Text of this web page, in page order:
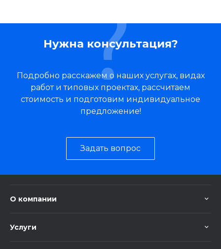
Нужна консультация?
Подробно расскажем о наших услугах, видах
работ и типовых проектах, рассчитаем
стоимость и подготовим индивидуальное
предложение!
Задать вопрос
О компании
Услуги